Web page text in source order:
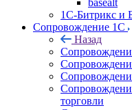
basealt
1С-Битрикс и
Сопровождение 1С
Назад
торговли